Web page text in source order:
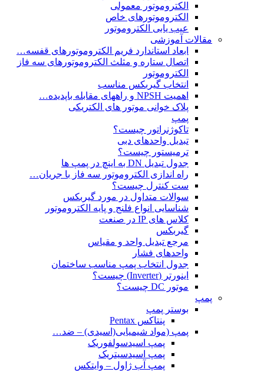
الکتروموتور معمولی
الکتروموتورهای خاص
عیب یابی الکتروموتور
مقالات آموزشی
ابعاد استاندارد فریم الکتروموتورهای قفسه…
اتصال ستاره و مثلث الکتروموتورهای سه فاز
الکتروموتور
انتخاب گیربکس مناسب
اهمیت NPSH و راههای مقابله باپدیده…
پلاک خوانی موتور های الکتریکی
پمپ
تاکوژنراتور چیست؟
تبدیل واحدهای دبی
ترمیستور چیست؟
جدول تبدیل DN به اینچ در پمپ ها
راه اندازی الکتروموتور سه فاز با جریان…
ست کنترل چیست؟
سوالات متداول در مورد گیربکس
شناسایی انواع فلنج و پایه الکتروموتور
کلاس های IP در صنعت
گیربکس
مرجع تبدیل واحد و مقیاس
واحدهای فشار
جدول انتخاب پمپ مناسب ساختمان
اینورتر (Inverter) چیست؟
موتور DC چیست؟
پمپ
بوستر پمپ
پنتاکس Pentax
پمپ (مواد شیمیایی(اسیدی) – ضد…
پمپ اسیدسولفوریک
پمپ اسیدسیتریک
پمپ آب ژاول – وایتکس